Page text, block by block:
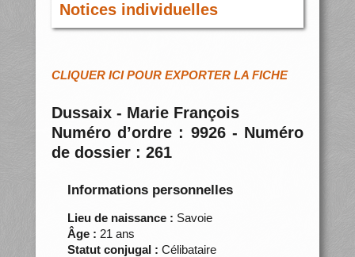
Notices individuelles
CLIQUER ICI POUR EXPORTER LA FICHE
Dussaix - Marie François
Numéro d’ordre : 9926 - Numéro
de dossier : 261
Informations personnelles
Lieu de naissance : Savoie
Âge : 21 ans
Statut conjugal : Célibataire